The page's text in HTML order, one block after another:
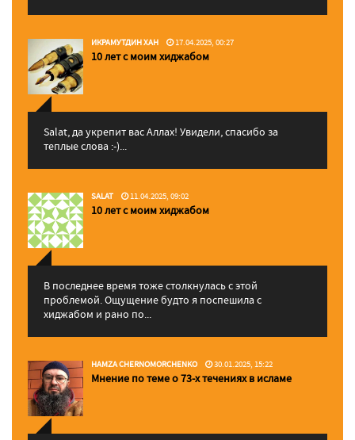
ИКРАМУТДИН ХАН 17.04.2025, 00:27
10 лет с моим хиджабом
Salat, да укрепит вас Аллаx! Увидели, спасибо за
теплые слова :-)...
SALAT 11.04.2025, 09:02
10 лет с моим хиджабом
В последнее время тоже столкнулась с этой
проблемой. Ощущение будто я поспешила с
хиджабом и рано по...
HAMZA CHERNOMORCHENKO 30.01.2025, 15:22
Мнение по теме о 73-х течениях в исламе